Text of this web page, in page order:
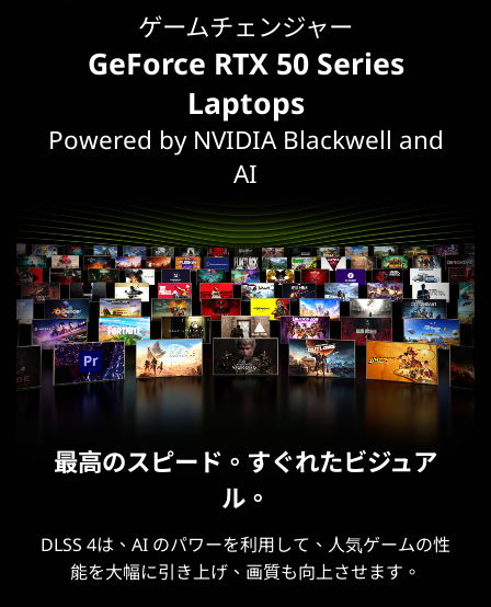
ゲームチェンジャー
GeForce RTX 50 Series
Laptops
Powered by NVIDIA Blackwell and
AI
最高のスピード。すぐれたビジュア
ル。
DLSS 4は、AI のパワーを利用して、人気ゲームの性
能を大幅に引き上げ、画質も向上させます。